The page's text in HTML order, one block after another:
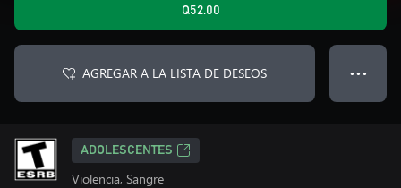
Q52.00
AGREGAR A LA LISTA DE DESEOS ● ● ●
ADOLESCENTES
Violencia, Sangre